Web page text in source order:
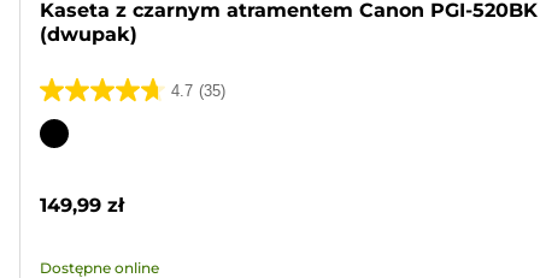
Kaseta z czarnym atramentem Canon PGI-520BK
(dwupak)
4.7 (35)
4.7
na
35
Wkład
149,99 zł
Dostępne online